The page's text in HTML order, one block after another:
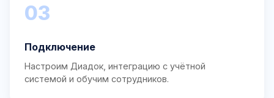
03
Подключение
Настроим Диадок, интеграцию с учётной
системой и обучим сотрудников.